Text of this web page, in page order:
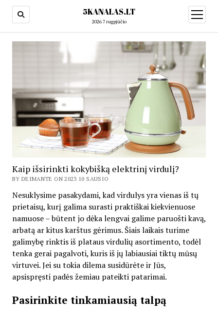
5KANALAS.LT
2026 7 rugpjūčio
open
menu
Kaip išsirinkti kokybišką elektrinį virdulį?
BY DEIMANTE ON 2023 10 SAUSIO
Nesuklysime pasakydami, kad virdulys yra vienas iš tų
prietaisų, kurį galima surasti praktiškai kiekvienuose
namuose – būtent jo dėka lengvai galime paruošti kavą,
arbatą ar kitus karštus gėrimus. Šiais laikais turime
galimybę rinktis iš plataus virdulių asortimento, todėl
tenka gerai pagalvoti, kuris iš jų labiausiai tiktų mūsų
virtuvei. Jei su tokia dilema susidūrėte ir Jūs,
apsispręsti padės žemiau pateikti patarimai.
Pasirinkite tinkamiausią talpą